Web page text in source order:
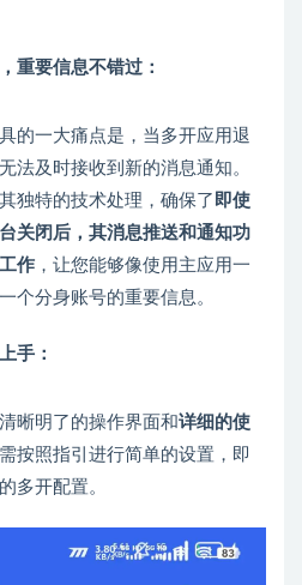
重要信息不错过：
的一大痛点是，当多开应用退
法及时接收到新的消息通知。
独特的技术处理，确保了 即使
关闭后，其消息推送和通知功
作 ，让您能够像使用主应用一
个分身账号的重要信息。
手：
晰明了的操作界面和详细的使
按照指引进行简单的设置，即
多开配置。